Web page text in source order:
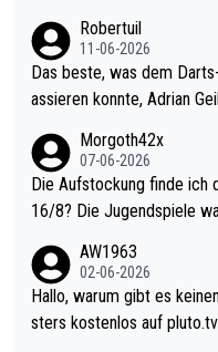
Robertuil
11-06-2026
Das beste, was dem
assieren konnte, Adrian
Morgoth42x
07-06-2026
Die Aufstockung finde ich
16/8? Die Jugendspiele waren letztes Jahr durchaus sehr kurz
Allerdings ist Mitchell Lawrie als Nummer 1 der Welt eh
ziert. Somit ändert die
sters erstmal nichts. Ich denke sie wollen damit für nächstes J
AW1963
02-06-2026
Hallo, warum gibt es keinen Hinweis, dass die Nordic Darts Ma
sters kostenlos auf